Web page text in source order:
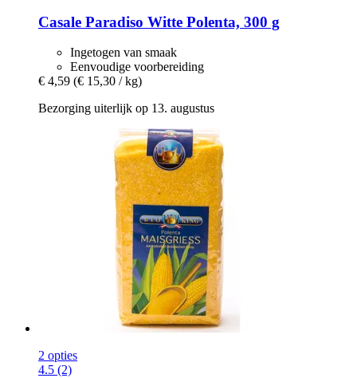
Casale Paradiso Witte Polenta, 300 g
Ingetogen van smaak
Eenvoudige voorbereiding
€ 4,59 (€ 15,30 / kg)
Bezorging uiterlijk op 13. augustus
2 opties
4.5 (2)